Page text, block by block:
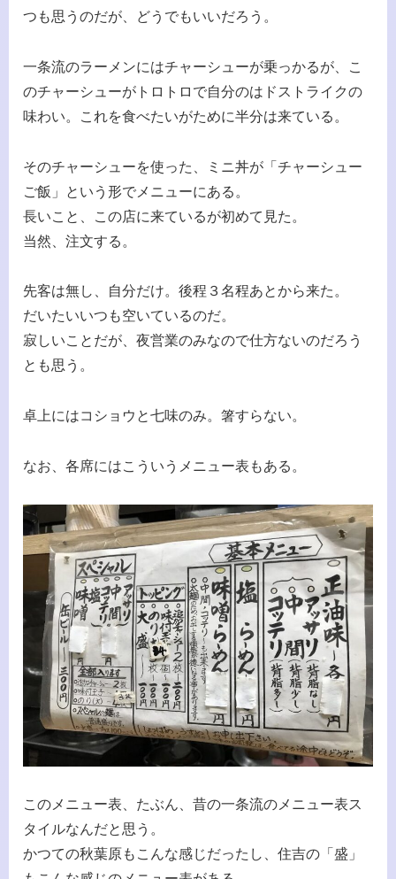
つも思うのだが、どうでもいいだろう。
一条流のラーメンにはチャーシューが乗っかるが、こ
のチャーシューがトロトロで自分のはドストライクの
味わい。これを食べたいがために半分は来ている。
そのチャーシューを使った、ミニ丼が「チャーシュー
ご飯」という形でメニューにある。
長いこと、この店に来ているが初めて見た。
当然、注文する。
先客は無し、自分だけ。後程３名程あとから来た。
だいたいいつも空いているのだ。
寂しいことだが、夜営業のみなので仕方ないのだろう
とも思う。
卓上にはコショウと七味のみ。箸すらない。
なお、各席にはこういうメニュー表もある。
このメニュー表、たぶん、昔の一条流のメニュー表ス
タイルなんだと思う。
かつての秋葉原もこんな感じだったし、住吉の「盛」